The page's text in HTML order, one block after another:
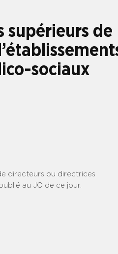
supérieurs de
sociaux
directeurs ou directrices
au JO de ce jour.